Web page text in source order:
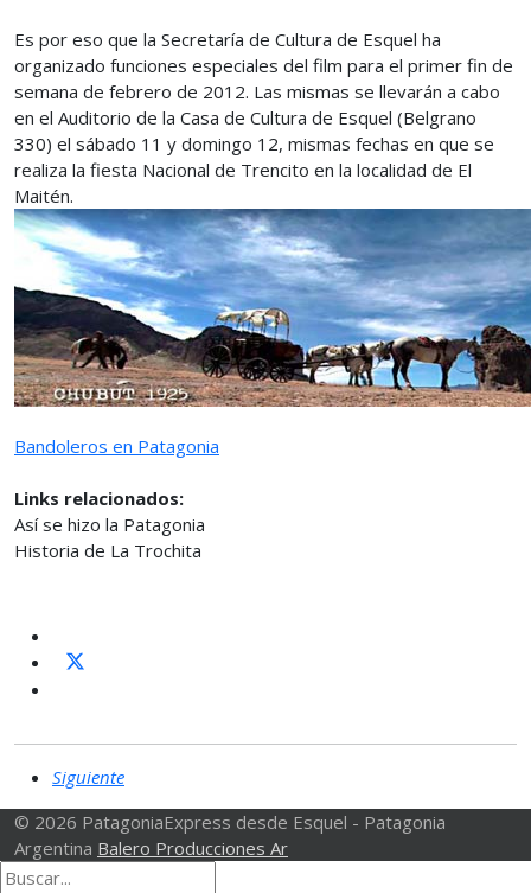
Es por eso que la Secretaría de Cultura de Esquel ha
organizado funciones especiales del film para el primer fin de
semana de febrero de 2012. Las mismas se llevarán a cabo
en el Auditorio de la Casa de Cultura de Esquel (Belgrano
330) el sábado 11 y domingo 12, mismas fechas en que se
realiza la fiesta Nacional de Trencito en la localidad de El
Maitén.
Bandoleros en Patagonia
Links relacionados:
Así se hizo la Patagonia
Historia de La Trochita
Siguiente
© 2026 PatagoniaExpress desde Esquel - Patagonia
Argentina Balero Producciones Ar